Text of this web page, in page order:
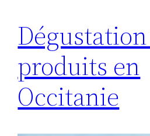
produits en
Occitanie